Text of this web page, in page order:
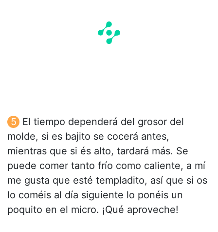
El tiempo dependerá del grosor del
molde, si es bajito se cocerá antes,
mientras que si és alto, tardará más. Se
puede comer tanto frío como caliente, a mí
me gusta que esté templadito, así que si os
lo coméis al día siguiente lo ponéis un
poquito en el micro. ¡Qué aproveche!